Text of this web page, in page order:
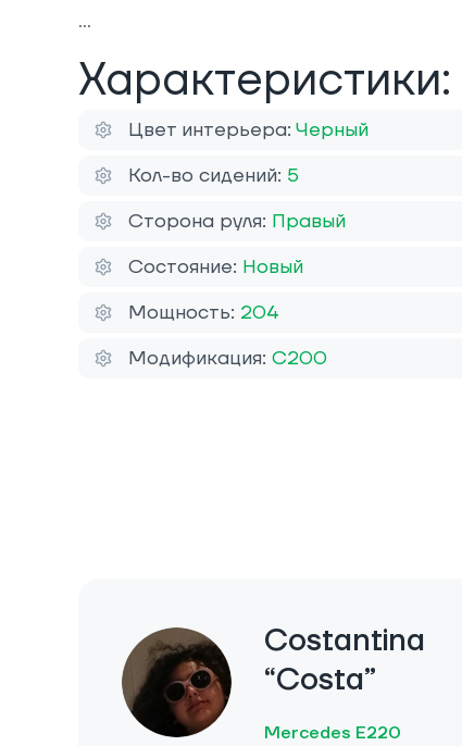
Характеристики:
Цвет интерьера: Черный
Кол-во сидений: 5
Сторона руля: Правый
Состояние: Новый
Мощность: 204
Модификация: C200
Costantina
“Costa”
Mercedes E220